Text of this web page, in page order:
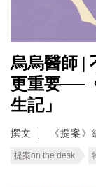
烏烏醫師 |
更重要──
生記」
撰文 《提案》
提案on the desk